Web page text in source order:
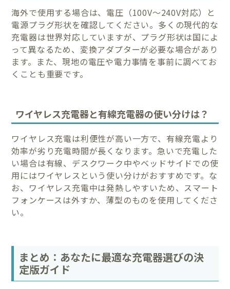
海外で使用する場合は、電圧（100V～240V対応）と
電源プラグ形状を確認してください。多くの現代的な
充電器は世界対応していますが、プラグ形状は国によ
って異なるため、変換アダプターが必要な場合があり
ます。また、現地の電圧や電力事情を事前に調べてお
くことも重要です。
ワイヤレス充電器と有線充電器の使い分けは？
ワイヤレス充電は利便性が高い一方で、有線充電より
効率が劣り充電時間が長くなります。急いで充電した
い場合は有線、デスクワーク中やベッドサイドでの使
用にはワイヤレスという使い分けがおすすめです。な
お、ワイヤレス充電中は発熱しやすいため、スマート
フォンケースは外すか、薄型のものを使用してくださ
い。
まとめ：あなたに最適な充電器選びの決
定版ガイド